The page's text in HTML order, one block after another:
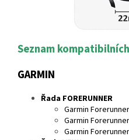
Seznam
GARMIN
Řada FORERUNNER
Garmin
Garmin
Garmin